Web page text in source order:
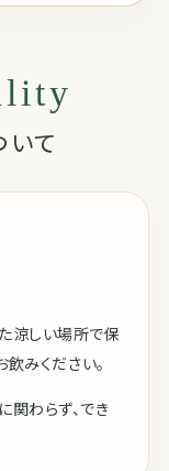
て
涼しい場所で保
みください。
わらず、でき